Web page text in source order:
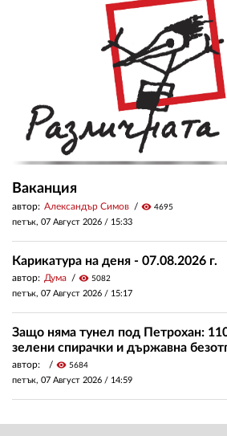
Ваканция
автор: Александър Симов visibility 4695
петък, 07 Август 2026 / 15:33
Карикатура на деня - 07.08.2026 г.
автор: Дума visibility 5082
петък, 07 Август 2026 / 15:17
Защо няма тунел под Петрохан:
зелени спирачки и държавна
автор: visibility 5684
петък, 07 Август 2026 / 14:59